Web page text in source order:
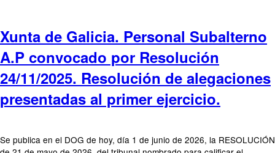
Xunta de Galicia. Personal Subalterno
A.P convocado por Resolución
24/11/2025. Resolución de alegaciones
presentadas al primer ejercicio.
Se publica en el DOG de hoy, día 1 de junio de 2026, la RESOLUCIÓN